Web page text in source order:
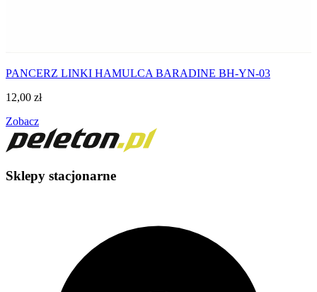
PANCERZ LINKI HAMULCA BARADINE BH-YN-03
12,00 zł
Zobacz
Sklepy stacjonarne